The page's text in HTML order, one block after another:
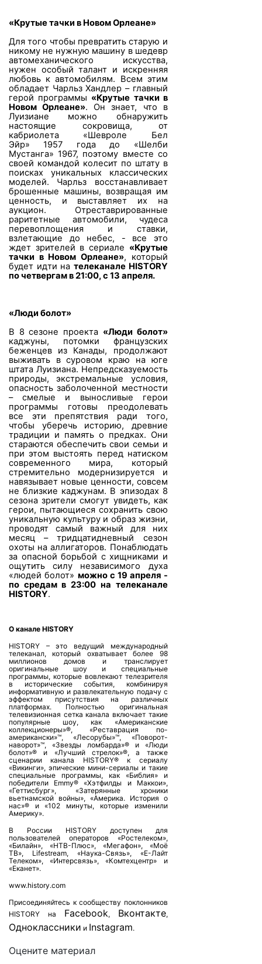
«Крутые тачки в Новом Орлеане»
Для того чтобы превратить старую и
никому не нужную машину в шедевр
автомеханического искусства,
нужен особый талант и искренняя
любовь к автомобилям. Всем этим
обладает Чарльз Хандлер – главный
герой программы «Крутые тачки в
Новом Орлеане». Он знает, что в
Луизиане можно обнаружить
настоящие сокровища, от
кабриолета «Шевроле Бел
Эйр» 1957 года до «Шелби
Мустанга» 1967, поэтому вместе со
своей командой колесит по штату в
поисках уникальных классических
моделей. Чарльз восстанавливает
брошенные машины, возвращая им
ценность, и выставляет их на
аукцион. Отреставрированные
раритетные автомобили, чудеса
перевоплощения и ставки,
взлетающие до небес, - все это
ждет зрителей в сериале «Крутые
тачки в Новом Орлеане», который
будет идти нателеканале HISTORY
по четвергам в 21:00, с 13 апреля.
«Люди болот»
В 8 сезоне проекта «Люди болот»
каджуны, потомки французских
беженцев из Канады, продолжают
выживать в суровом краю на юге
штата Луизиана. Непредсказуемость
природы, экстремальные условия,
опасность заболоченной местности
– смелые и выносливые герои
программы готовы преодолевать
все эти препятствия ради того,
чтобы уберечь историю, древние
традиции и память о предках. Они
стараются обеспечить свои семьи и
при этом выстоять перед натиском
современного мира, который
стремительно модернизируется и
навязывает новые ценности, совсем
не близкие каджунам. В эпизодах 8
сезона зрители смогут увидеть, как
герои, пытающиеся сохранить свою
уникальную культуру и образ жизни,
проводят самый важный для них
месяц – тридцатидневный сезон
охоты на аллигаторов. Понаблюдать
за опасной борьбой с хищниками и
ощутить силу независимого духа
«людей болот» можно с 19 апреля -
по средам в 23:00 на телеканале
HISTORY.
О канале HISTORY
HISTORY – это ведущий международный
телеканал, который охватывает более 98
миллионов домов и транслирует
оригинальные шоу и специальные
программы, которые вовлекают телезрителя
в исторические события, комбинируя
информативную и развлекательную подачу с
эффектом присутствия на различных
платформах. Полностью оригинальная
телевизионная сетка канала включает такие
популярные шоу, как «Американские
коллекционеры»®, «Реставрация по-
американски»™, «Лесорубы»™, «Поворот-
наворот»™, «Звезды ломбарда»® и «Люди
болот»® и «Лучший стрелок»®, а также
сценарии канала HISTORY® к сериалу
«Викинги», эпические мини-сериалы и такие
специальные программы, как «Библия» и
победители Emmy® «Хэтфилды и Маккои»,
«Геттисбург», «Затерянные хроники
вьетнамской войны», «Америка. История о
нас»® и «102 минуты, которые изменили
Америку».
В России HISTORY доступен для
пользователей операторов «Ростелеком»,
«Билайн», «НТВ-Плюс», «Мегафон», «Моё
ТВ», Lifestream, «Наука-Связь», «Е-Лайт
Телеком», «Интерсвязь», «Комтехцентр» и
«Еканет».
www.history.com
Присоединяйтесь к сообществу поклонников
HISTORY на Facebook, Вконтакте,
Одноклассники и Instagram.
Оцените материал